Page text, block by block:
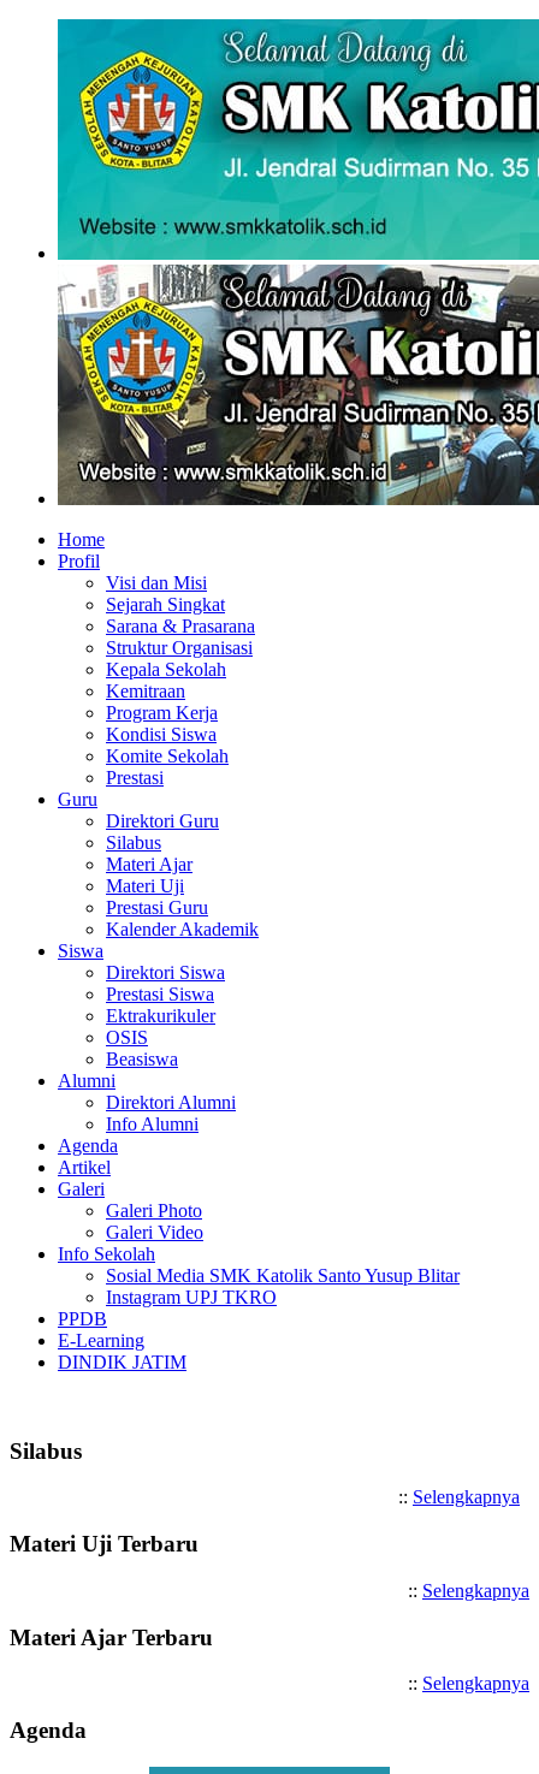
Home
Profil
Visi dan Misi
Sejarah Singkat
Sarana & Prasarana
Struktur Organisasi
Kepala Sekolah
Kemitraan
Program Kerja
Kondisi Siswa
Komite Sekolah
Prestasi
Guru
Direktori Guru
Silabus
Materi Ajar
Materi Uji
Prestasi Guru
Kalender Akademik
Siswa
Direktori Siswa
Prestasi Siswa
Ektrakurikuler
OSIS
Beasiswa
Alumni
Direktori Alumni
Info Alumni
Agenda
Artikel
Galeri
Galeri Photo
Galeri Video
Info Sekolah
Sosial Media SMK Katolik Santo Yusup Blitar
Instagram UPJ TKRO
PPDB
E-Learning
DINDIK JATIM
Silabus
:: Selengkapnya
Materi Uji Terbaru
:: Selengkapnya
Materi Ajar Terbaru
:: Selengkapnya
Agenda